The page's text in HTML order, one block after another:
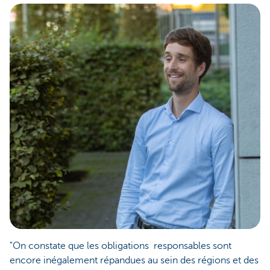
"On constate que les obligations responsables sont
encore inégalement répandues au sein des régions et des